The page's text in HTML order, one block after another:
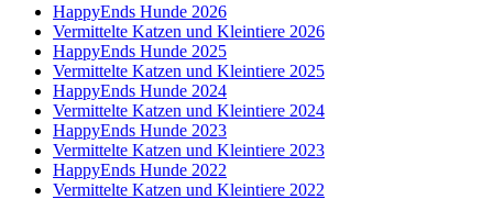
HappyEnds Hunde 2026
Vermittelte Katzen und Kleintiere 2026
HappyEnds Hunde 2025
Vermittelte Katzen und Kleintiere 2025
HappyEnds Hunde 2024
Vermittelte Katzen und Kleintiere 2024
HappyEnds Hunde 2023
Vermittelte Katzen und Kleintiere 2023
HappyEnds Hunde 2022
Vermittelte Katzen und Kleintiere 2022